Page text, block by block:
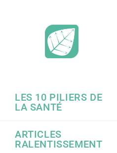
LES 10 PILIERS DE
LA SANTÉ
ARTICLES
RALENTISSEMENT